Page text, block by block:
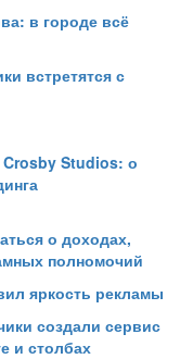
в городе всё
встретятся с
Studios: о
о доходах,
полномочий
яркость рекламы
создали сервис
и столбах